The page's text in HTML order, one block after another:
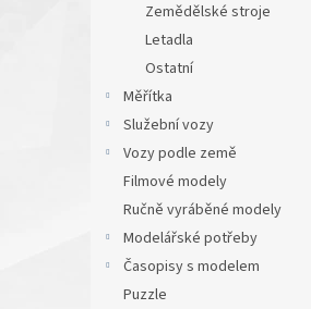
Zemědělské stroje
Letadla
Ostatní
Měřítka
Služební vozy
Vozy podle země
Filmové modely
Ručně vyráběné modely
Modelářské potřeby
Časopisy s modelem
Puzzle